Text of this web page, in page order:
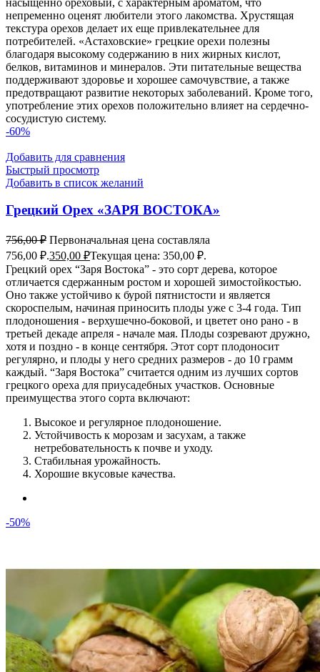
непременно оценят любители этого лакомства. Хрустящая
текстура орехов делает их еще привлекательнее для
потребителей. «Астаховские» грецкие орехи полезны
благодаря высокому содержанию в них жирных кислот,
белков, витаминов и минералов. Эти питательные вещества
поддерживают здоровье и хорошее самочувствие, а также
предотвращают развитие некоторых заболеваний. Кроме того,
употребление этих орехов положительно влияет на сердечно-
сосудистую систему.
-60%
Добавить для сравнения
Быстрый просмотр
Добавить в список желаний
Грецкий Орех «ЗАРЯ ВОСТОКА»
756,00₽ Первоначальная цена составляла
756,00 ₽.350,00 ₽Текущая цена: 350,00 ₽.
Грецкий орех “Заря Востока” - это сорт дерева, которое
отличается сдержанным ростом и хорошей зимостойкостью.
Оно также устойчиво к бурой пятнистости и является
скороспелым, начиная приносить плоды уже с 3-4 года. Тип
плодоношения - верхушечно-боковой, и цветет оно рано - в
третьей декаде апреля - начале мая. Плоды созревают дружно,
хотя и поздно - в конце сентября. Этот сорт плодоносит
регулярно, и плоды у него средних размеров - до 10 грамм
каждый. “Заря Востока” считается одним из лучших сортов
грецкого ореха для приусадебных участков. Основные
преимущества этого сорта включают:
Высокое и регулярное плодоношение.
Устойчивость к морозам и засухам, а также
нетребовательность к почве и уходу.
Стабильная урожайность.
Хорошие вкусовые качества.
-50%